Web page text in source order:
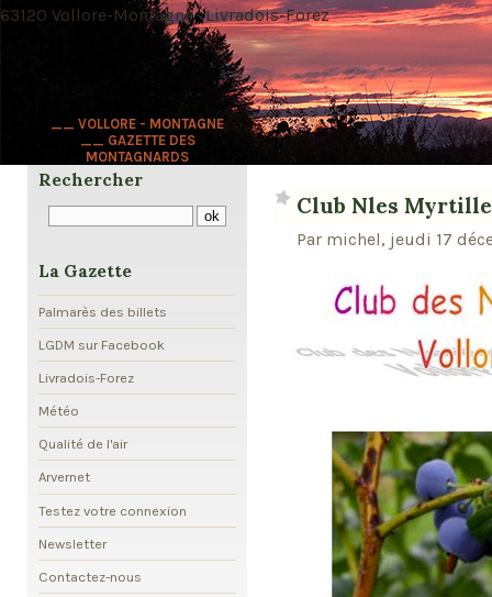
__ VOLLORE - MONTAGNE
__ GAZETTE DES
MONTAGNARDS
63120 Vollore-Montagne · Livradois-Forez
Club Nles
Par michel, jeudi 17
Rechercher
La Gazette
Palmarès des billets
LGDM sur Facebook
Livradois-Forez
Météo
Qualité de l'air
Arvernet
Testez votre connexion
Newsletter
Contactez-nous